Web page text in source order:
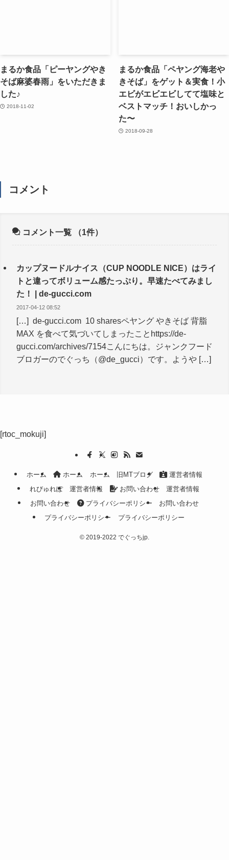
まるか食品「ピーヤングやき
そば麻婆春雨」をいただきま
した♪
2018-11-02
まるか食品「ペヤング海老や
きそば」をゲット＆実食！小
エビがエビエビしてて塩味と
ベストマッチ！おいしかっ
た〜
2018-09-28
コメント
コメント一覧 （1件）
カップヌードルナイス（CUP NOODLE NICE）はライ
トと違ってボリューム感たっぷり。早速たべてみまし
た！ | de-gucci.com
2017-04-12 08:52
[…] de-gucci.com 10 sharesペヤング やきそば 背脂
MAX を食べて気づいてしまったことhttps://de-
gucci.com/archives/7154こんにちは。ジャンクフード
ブロガーのでぐっち（@de_gucci）です。ようや […]
[rtoc_mokuji]
ホーム ホーム ホーム 旧MTブログ
運営者情報
れびゅれぽ
運営者情報 お問い合わせ
運営者情報
お問い合わせ
プライバシーポリシー
お問い合わせ
プライバシーポリシー
プライバシーポリシー
© 2019-2022 でぐっちjp.